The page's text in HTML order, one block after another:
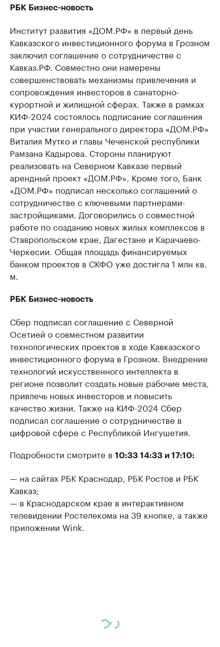
РБК Бизнес-новость
Институт развития «ДОМ.РФ» в первый день
Кавказского инвестиционного форума в Грозном
заключил соглашение о сотрудничестве с
Кавказ.РФ. Совместно они намерены
совершенствовать механизмы привлечения и
сопровождения инвесторов в санаторно-
курортной и жилищной сферах. Также в рамках
КИФ-2024 состоялось подписание соглашения
при участии генерального директора «ДОМ.РФ»
Виталия Мутко и главы Чеченской республики
Рамзана Кадырова. Стороны планируют
реализовать на Северном Кавказе первый
арендный проект «ДОМ.РФ». Кроме того, Банк
«ДОМ.РФ» подписал несколько соглашений о
сотрудничестве с ключевыми партнерами-
застройщиками. Договорились о совместной
работе по созданию новых жилых комплексов в
Ставропольском крае, Дагестане и Карачаево-
Черкесии. Общая площадь финансируемых
банком проектов в СКФО уже достигла 1 млн кв.
м.
РБК Бизнес-новость
Сбер подписал соглашение с Северной
Осетией о совместном развитии
технологических проектов в ходе Кавказского
инвестиционного форума в Грозном. Внедрение
технологий искусственного интеллекта в
регионе позволит создать новые рабочие места,
привлечь новых инвесторов и повысить
качество жизни. Также на КИФ-2024 Сбер
подписал соглашение о сотрудничестве в
цифровой сфере с Республикой Ингушетия.
Подробности смотрите в 10:33 14:33 и 17:10:
— на сайтах РБК Краснодар, РБК Ростов и РБК
Кавказ;
— в Краснодарском крае в интерактивном
телевидении Ростелекома на 39 кнопке, а также
приложении Wink.